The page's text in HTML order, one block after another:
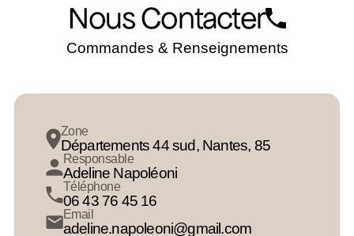
Nous Contacter
Commandes & Renseignements
Zone
Départements 44 sud, Nantes, 85
Responsable
Adeline Napoléoni
Téléphone
06 43 76 45 16
Email
adeline.napoleoni@gmail.com